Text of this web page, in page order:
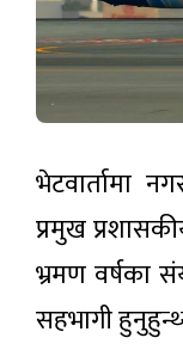
भेटवार्तामा
प्रमुख
भ्रमण वर्षका
सहभागी